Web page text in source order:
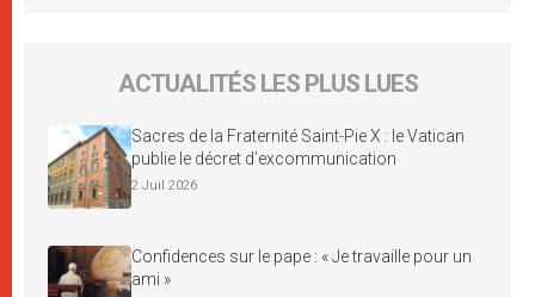
ACTUALITÉS LES PLUS LUES
Sacres de la Fraternité Saint-Pie X : le Vatican
publie le décret d’excommunication
2 Juil 2026
Confidences sur le pape : « Je travaille pour un
ami »